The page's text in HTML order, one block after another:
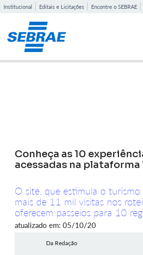
Institucional Editais e Licitações Encontre o SEBRAE
Conheça as 10
acessadas na plataforma
O site, que estimula o turismo
mais de 11 mil visitas nos
oferecem passeios para 10
atualizado em: 05/10/20
Da Redação